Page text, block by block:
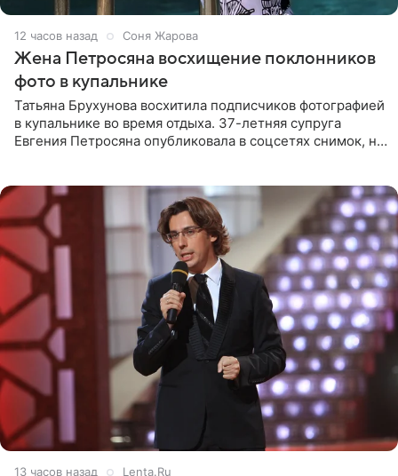
12 часов назад Соня Жарова
Жена Петросяна восхищение поклонников
фото в купальнике
Татьяна Брухунова восхитила подписчиков фотографией
в купальнике во время отдыха. 37-летняя супруга
Евгения Петросяна опубликовала в соцсетях снимок, на
13 часов назад Lenta.Ru